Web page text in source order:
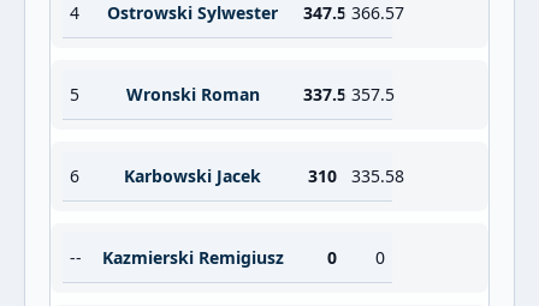
4 Ostrowski Sylwester 347.5 366.57
5 Wronski Roman 337.5 357.5
6 Karbowski Jacek 310 335.58
-- Kazmierski Remigiusz 0 0